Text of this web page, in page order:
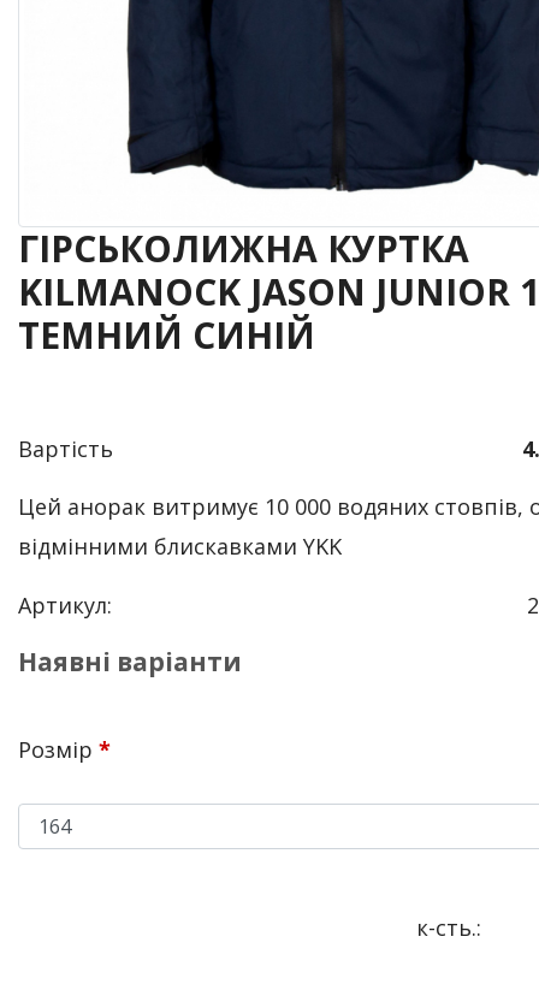
ГІРСЬКОЛИЖНА КУРТКА
KILMANOCK JASON JUNIOR
ТЕМНИЙ СИНІЙ
Вартість
Цей анорак витримує 10 000 водяних стовпів,
відмінними блискавками YKK
Артикул:
Наявні варіанти
Розмір *
к-сть.: